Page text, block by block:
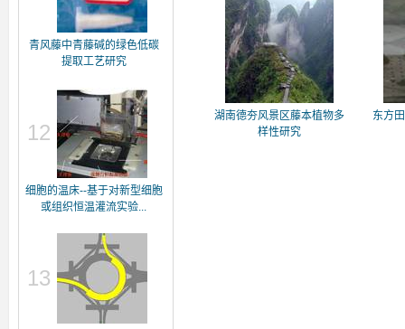
青风藤中青藤碱的绿色低碳
提取工艺研究
12
细胞的温床--基于对新型细胞
或组织恒温灌流实验...
13
湖南德夯风景区藤本植物多
样性研究
东方